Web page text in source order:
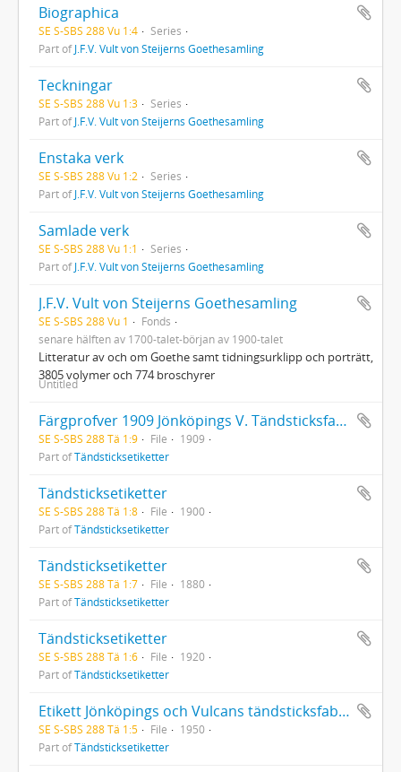
Biographica
SE S-SBS 288 Vu 1:4
Series
Part ofJ.F.V. Vult von Steijerns Goethesamling
Teckningar
SE S-SBS 288 Vu 1:3
Series
Part ofJ.F.V. Vult von Steijerns Goethesamling
Enstaka verk
SE S-SBS 288 Vu 1:2
Series
Part ofJ.F.V. Vult von Steijerns Goethesamling
Samlade verk
SE S-SBS 288 Vu 1:1
Series
Part ofJ.F.V. Vult von Steijerns Goethesamling
J.F.V. Vult von Steijerns Goethesamling
SE S-SBS 288 Vu 1
Fonds
senare hälften av 1700-talet-början av 1900-talet
Litteratur av och om Goethe samt tidningsurklipp och porträtt,
3805 volymer och 774 broschyrer
Untitled
Färgprofver 1909 Jönköpings V. Tändsticksfabrik
SE S-SBS 288 Tä 1:9 File
1909
Part ofTändsticksetiketter
Tändsticksetiketter
SE S-SBS 288 Tä 1:8 File
1900
Part ofTändsticksetiketter
Tändsticksetiketter
SE S-SBS 288 Tä 1:7 File
1880
Part ofTändsticksetiketter
Tändsticksetiketter
SE S-SBS 288 Tä 1:6 File
1920
Part ofTändsticksetiketter
Etikett Jönköpings och Vulcans tändsticksfabriksaktiebolag 7292-8521
SE S-SBS 288 Tä 1:5 File
1950
Part ofTändsticksetiketter